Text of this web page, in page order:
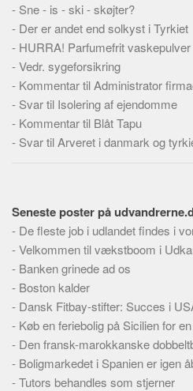
Meta
Dokumenttyper
Emner
Skribenter
Personer
Steder
Webstedet
Forhistorien
Redigering
Tekstannoncer
Bannere
Hjælp
- Sne - is - ski - skøjter?
- Der er andet end solkyst i Tyrkiet
- HURRA! Parfumefrit vaskepulver
-Vedr. sygeforsikring
- Kommentar til Administrator
- Svar til Isolering af ejendomme
- Kommentar til Blåt Tapu
- Svar til Arveret i danmark og
Seneste poster på
- De fleste job i udlandet findes i
-Velkommen til vækstboom i
- Banken grinede ad os
- Boston kalder
- Dansk Fitbay-stifter: Succes i
- Køb en feriebolig på Sicilien for
- Den fransk-marokkanske
- Boligmarkedet i Spanien er igen
-Tutors behandles som stjerner